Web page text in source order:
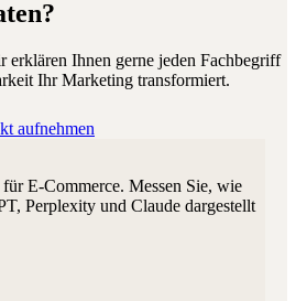
?
Ihnen gerne jeden Fachbegriff
Ihr Marketing transformiert.
aufnehmen
E-Commerce. Messen Sie, wie
Perplexity und Claude dargestellt